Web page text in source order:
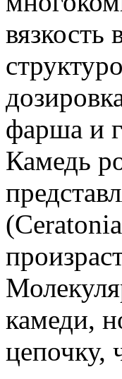
вязкость
фарша и
Камедь
камеди,
цепочку,